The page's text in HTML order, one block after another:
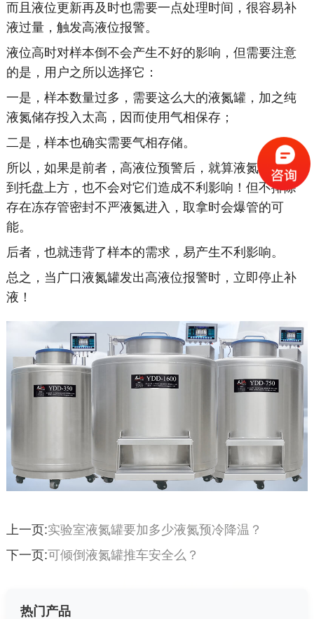
而且液位更新再及时也需要一点处理时间，很容易补
液过量，触发高液位报警。
液位高时对样本倒不会产生不好的影响，但需要注意
的是，用户之所以选择它：
一是，样本数量过多，需要这么大的液氮罐，加之纯
液氮储存投入太高，因而使用气相保存；
二是，样本也确实需要气相存储。
所以，如果是前者，高液位预警后，就算液氮过多漫
到托盘上方，也不会对它们造成不利影响！但不排除
存在冻存管密封不严液氮进入，取拿时会爆管的可
能。
后者，也就违背了样本的需求，易产生不利影响。
总之，当广口液氮罐发出高液位报警时，立即停止补
液！
上一页:实验室液氮罐要加多少液氮预冷降温？
下一页:可倾倒液氮罐推车安全么？
热门产品